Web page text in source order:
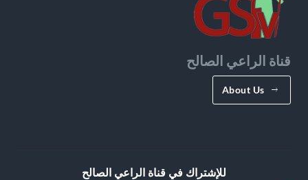
قناة الراعي الصالح
About Us
للإشتراك في قناة الراعي الصالح